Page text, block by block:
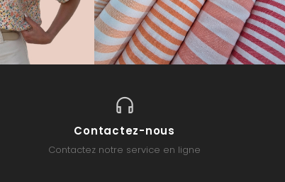
Contactez-nous
Contactez notre service en ligne